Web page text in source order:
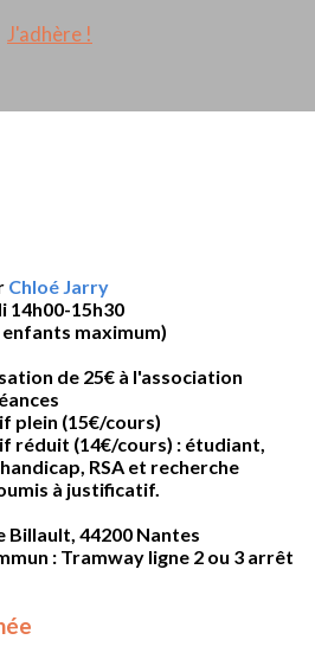
J'adhère !
Chloé Jarry
14h00-15h30
enfants maximum)
de 25€ à l'association
plein (15€/cours)
réduit (14€/cours) : étudiant,
RSA et recherche
à justificatif.
Billault, 44200 Nantes
: Tramway ligne 2 ou 3 arrêt